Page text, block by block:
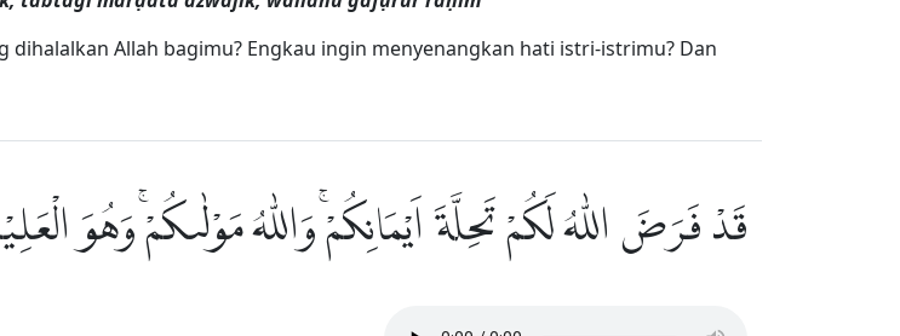
Allah bagimu? Engkau ingin menyenangkan hati istri-istrimu? Dan
قَدْ فَرَضَ اللّٰهُ لَكُمْ تَحِلَّةَ اَيْمَانِكُمْۚ وَاللّٰهُ مَوْلٰىكُمْۚ وَهُوَ